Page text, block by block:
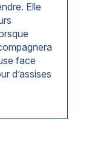
Elle
face
d’assises